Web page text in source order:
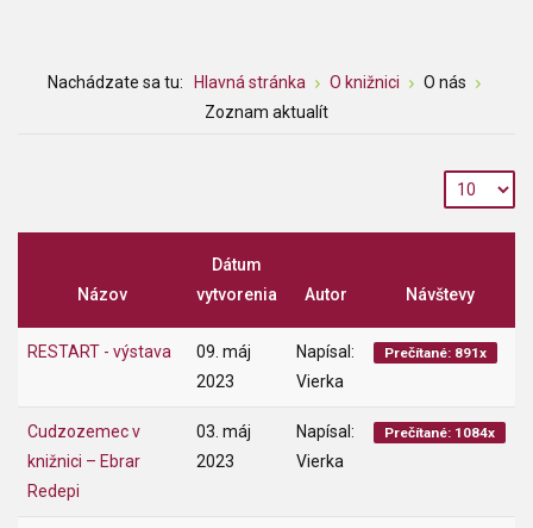
Nachádzate sa tu: Hlavná stránka O knižnici
O nás
Zoznam aktualít
Názov
Dátum
vytvorenia
Autor Návštevy
RESTART - výstava
09. máj
2023
Napísal:
Vierka
Prečítané: 891x
Cudzozemec v
knižnici – Ebrar
Redepi
03. máj
2023
Napísal:
Vierka
Prečítané: 1084x